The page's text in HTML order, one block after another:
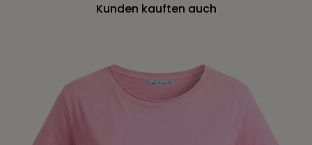
Kunden kauften auch